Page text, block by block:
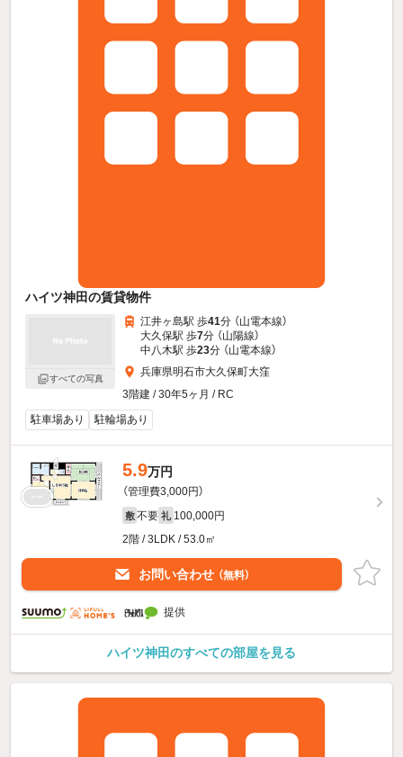
ハイツ神田の賃貸物件
すべての写真
江井ヶ島駅 歩41分 （山電本線）
大久保駅 歩7分 （山陽線）
中八木駅 歩23分 （山電本線）
兵庫県明石市大久保町大窪
3階建 / 30年5ヶ月 / RC
駐車場あり
駐輪場あり
5.9万円
（管理費3,000円）
敷 不要 礼 100,000円
2階 / 3LDK / 53.0㎡
お問い合わせ （無料）
提供
ハイツ神田のすべての部屋を見る